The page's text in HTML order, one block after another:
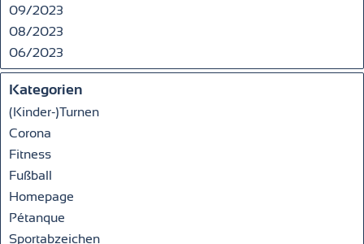
Bewertung:*
09/2023
08/2023
06/2023
Kategorien
(Kinder-)Turnen
Corona
Fitness
Fußball
Homepage
Pétanque
Sportabzeichen